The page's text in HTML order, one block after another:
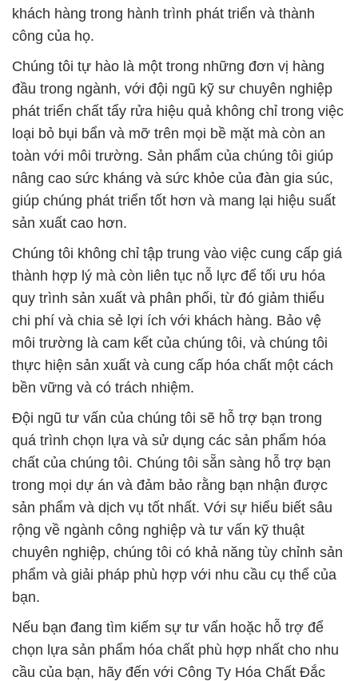
khách hàng trong hành trình phát triển và thành
công của họ.
Chúng tôi tự hào là một trong những đơn vị hàng
đầu trong ngành, với đội ngũ kỹ sư chuyên nghiệp
phát triển chất tẩy rửa hiệu quả không chỉ trong việc
loại bỏ bụi bẩn và mỡ trên mọi bề mặt mà còn an
toàn với môi trường. Sản phẩm của chúng tôi giúp
nâng cao sức kháng và sức khỏe của đàn gia súc,
giúp chúng phát triển tốt hơn và mang lại hiệu suất
sản xuất cao hơn.
Chúng tôi không chỉ tập trung vào việc cung cấp giá
thành hợp lý mà còn liên tục nỗ lực để tối ưu hóa
quy trình sản xuất và phân phối, từ đó giảm thiểu
chi phí và chia sẻ lợi ích với khách hàng. Bảo vệ
môi trường là cam kết của chúng tôi, và chúng tôi
thực hiện sản xuất và cung cấp hóa chất một cách
bền vững và có trách nhiệm.
Đội ngũ tư vấn của chúng tôi sẽ hỗ trợ bạn trong
quá trình chọn lựa và sử dụng các sản phẩm hóa
chất của chúng tôi. Chúng tôi sẵn sàng hỗ trợ bạn
trong mọi dự án và đảm bảo rằng bạn nhận được
sản phẩm và dịch vụ tốt nhất. Với sự hiểu biết sâu
rộng về ngành công nghiệp và tư vấn kỹ thuật
chuyên nghiệp, chúng tôi có khả năng tùy chỉnh sản
phẩm và giải pháp phù hợp với nhu cầu cụ thể của
bạn.
Nếu bạn đang tìm kiếm sự tư vấn hoặc hỗ trợ để
chọn lựa sản phẩm hóa chất phù hợp nhất cho nhu
cầu của bạn, hãy đến với Công Ty Hóa Chất Đắc